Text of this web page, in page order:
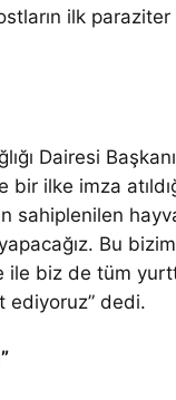
ilk
Dairesi
ilke imza
Bu
ile biz de tüm
ediyoruz” dedi.